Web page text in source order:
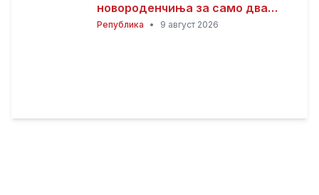
новороденчиња за само два
дена
Република • 9 август 2026